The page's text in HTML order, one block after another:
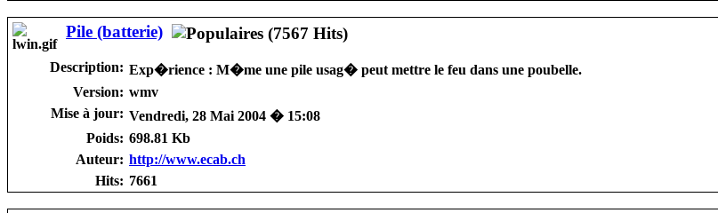
Pile (batterie)
Description: Exp�rience : M�me une pile usag� peut mettre le feu dans une poubelle.
Version: wmv
Mise à jour: Vendredi, 28 Mai 2004 � 15:08
Poids: 698.81 Kb
Auteur: http://www.ecab.ch
Hits: 7661